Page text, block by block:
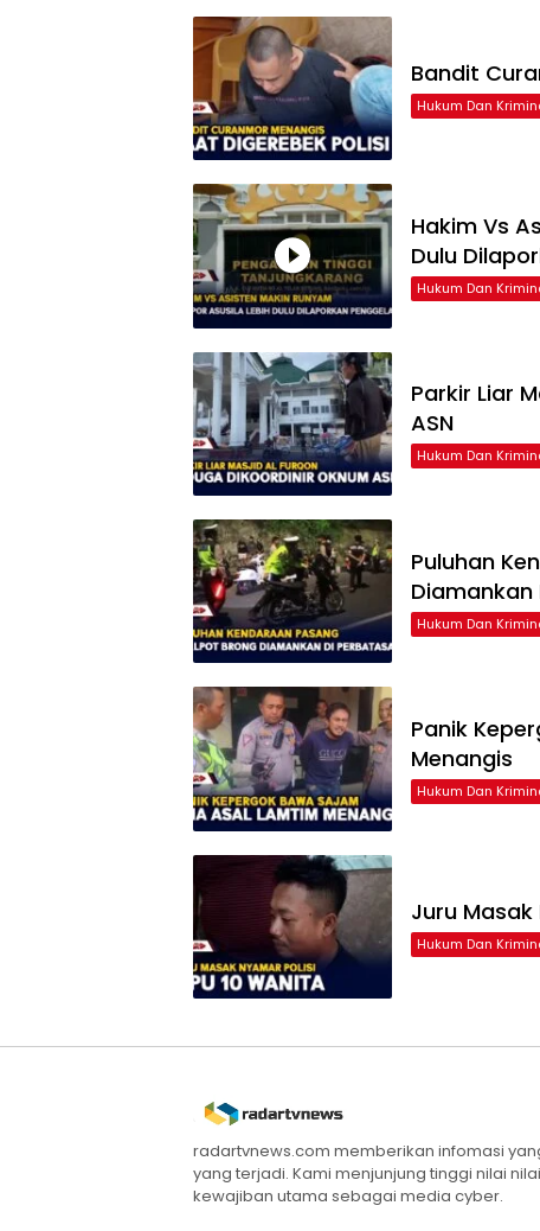
Bandit
Hukum Dan
Hakim Vs
Dulu
Hukum Dan
Parkir Liar
ASN
Hukum Dan
Puluhan
Hukum Dan
Panik
Menangis
Hukum Dan
Juru Masak
Hukum Dan
radartvnews.com memberikan infomasi
yang terjadi. Kami menjunjung tinggi nilai
kewajiban utama sebagai media cyber.